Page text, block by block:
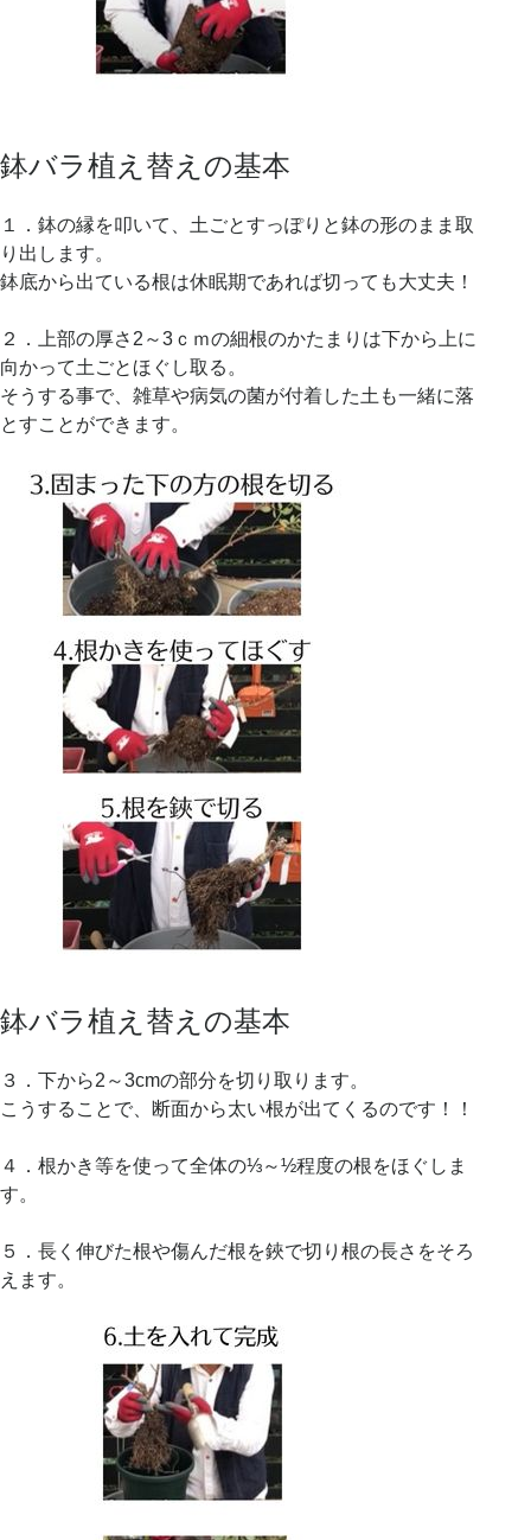
鉢バラ植え替えの基本
１．鉢の縁を叩いて、土ごとすっぽりと鉢の形のまま取
り出します。
鉢底から出ている根は休眠期であれば切っても大丈夫！
２．上部の厚さ2～3ｃｍの細根のかたまりは下から上に
向かって土ごとほぐし取る。
そうする事で、雑草や病気の菌が付着した土も一緒に落
とすことができます。
鉢バラ植え替えの基本
３．下から2～3cmの部分を切り取ります。
こうすることで、断面から太い根が出てくるのです！！
４．根かき等を使って全体の⅓～½程度の根をほぐしま
す。
５．長く伸びた根や傷んだ根を鋏で切り根の長さをそろ
えます。